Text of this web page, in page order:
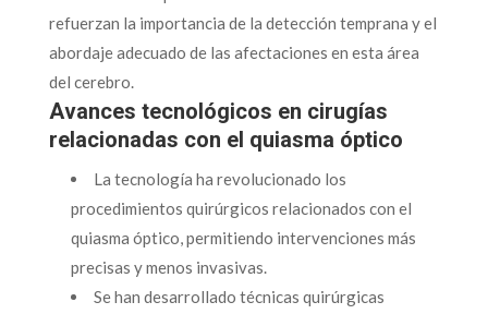
refuerzan la importancia de la detección temprana y el
abordaje adecuado de las afectaciones en esta área
del cerebro.
Avances tecnológicos en cirugías
relacionadas con el quiasma óptico
La tecnología ha revolucionado los
procedimientos quirúrgicos relacionados con el
quiasma óptico, permitiendo intervenciones más
precisas y menos invasivas.
Se han desarrollado técnicas quirúrgicas